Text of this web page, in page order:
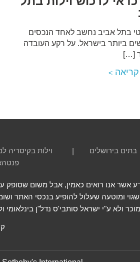
בתל אביב נחשב לאחד הנכסים
ביותר בישראל. על רקע העובדה
[…]
בתים בירושלים וילות בקיסריה
אנו רואים כאמין, אבל משום שסופק
ומוטעה שעלול להופיע בנכסי האתר
ולא ע"י ישראל סותבי'ס נדל"ן